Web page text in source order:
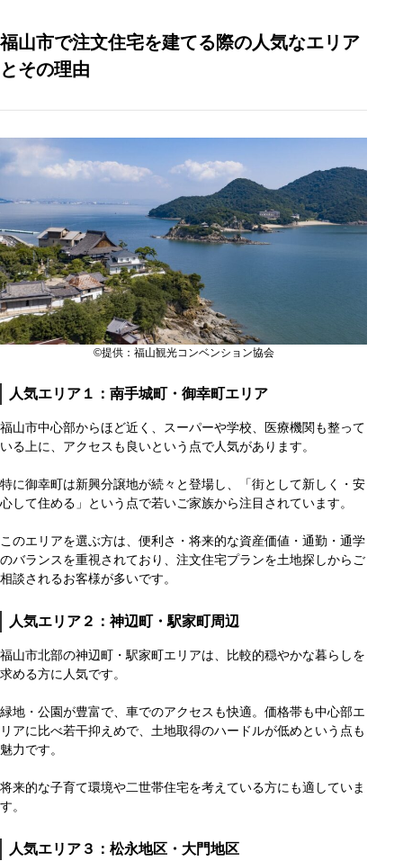
福山市で注文住宅を建てる際の人気なエリア
とその理由
©提供：福山観光コンベンション協会
人気エリア１：南手城町・御幸町エリア
福山市中心部からほど近く、スーパーや学校、医療機関も整って
いる上に、アクセスも良いという点で人気があります。
特に御幸町は新興分譲地が続々と登場し、「街として新しく・安
心して住める」という点で若いご家族から注目されています。
このエリアを選ぶ方は、便利さ・将来的な資産価値・通勤・通学
のバランスを重視されており、注文住宅プランを土地探しからご
相談されるお客様が多いです。
人気エリア２：神辺町・駅家町周辺
福山市北部の神辺町・駅家町エリアは、比較的穏やかな暮らしを
求める方に人気です。
緑地・公園が豊富で、車でのアクセスも快適。価格帯も中心部エ
リアに比べ若干抑えめで、土地取得のハードルが低めという点も
魅力です。
将来的な子育て環境や二世帯住宅を考えている方にも適していま
す。
人気エリア３：松永地区・大門地区